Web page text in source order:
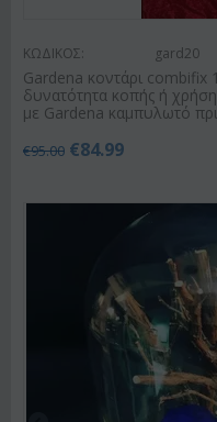
ΚΩΔΙΚΟΣ: gard20
Gardena κοντάρι combifix
δυνατότητα κοπής ή
με Gardena καμπυλωτό
€95.00 €84.99